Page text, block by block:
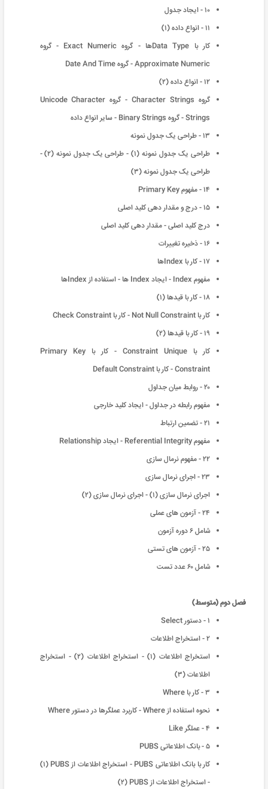
١٠ - ایجاد جدول
١١ - انواع داده (١)
کار با Data Typeها - گروه Exact Numeric - گروه
Approximate Numeric - گروه Date And Time
١٢ - انواع داده (٢)
گروه Character Strings - گروه Unicode Character
Strings - گروه Binary Strings - سایر انواع داده
١٣ - طراحی یک جدول نمونه
طراحی یک جدول نمونه (١) - طراحی یک جدول نمونه (٢) -
طراحی یک جدول نمونه (٣)
١۴ - مفهوم Primary Key
١۵ - درج و مقدار دهی کلید اصلی
درج کلید اصلی - مقدار دهی کلید اصلی
١۶ - ذخیره تغییرات
١٧ - کار با Indexها
مفهوم Index - ایجاد Index ها - استفاده از Indexها
١٨ - کار با قیدها (١)
کار با Not Null Constraint - کار با Check Constraint
١٩ - کار با قیدها (٢)
کار با Constraint Unique - کار با Primary Key
Constraint - کار با Default Constraint
٢٠ - روابط میان جداول
مفهوم رابطه در جداول - ایجاد کلید خارجی
٢١ - تضمین ارتباط
مفهوم Referential Integrity - ایجاد Relationship
٢٢ - مفهوم نرمال سازی
٢٣ - اجرای نرمال سازی
اجرای نرمال سازی (١) - اجرای نرمال سازی (٢)
٢۴ - آزمون های عملی
شامل ۶ دوره آزمون
٢۵ - آزمون های تستی
شامل ۶٠ عدد تست
فصل دوم (متوسط)
١ - دستور Select
٢ - استخراج اطلاعات
استخراج اطلاعات (١) - استخراج اطلاعات (٢) - استخراج
اطلاعات (٣)
٣ - کار با Where
نحوه استفاده از Where - کاربرد عملگرها در دستور Where
۴ - عملگر Like
۵ - بانک اطلاعاتی PUBS
کار با بانک اطلاعاتی PUBS - استخراج اطلاعات از PUBS (١)
- استخراج اطلاعات از PUBS (٢)